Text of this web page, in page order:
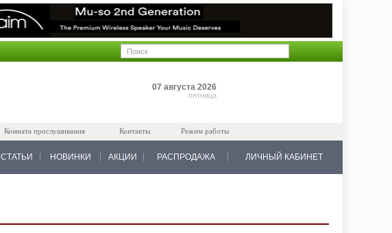
07 августа 2026
пятница
Комната прослушивания Контакты Режим работы
СТАТЬИ НОВИНКИ АКЦИИ РАСПРОДАЖА ЛИЧНЫЙ КАБИНЕТ